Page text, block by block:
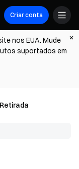
Criar conta
nos EUA. Mude
suportados em